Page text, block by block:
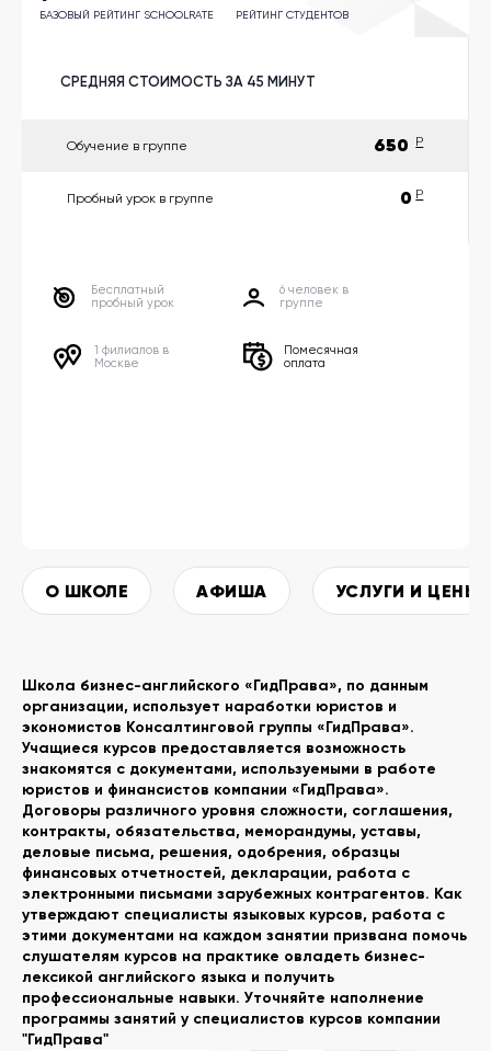
язык
Москва
кабинет
Помочь
БАЗОВЫЙ РЕЙТИНГ SCHOOLRATE РЕЙТИНГ СТУДЕНТОВ
СРЕДНЯЯ СТОИМОСТЬ ЗА 45 МИНУТ
Обучение в группе 650 P
Пробный урок в группе 0 P
Бесплатный
пробный урок
6 человек в
группе
1 филиалов в
Москве
Помесячная
оплата
О ШКОЛЕ АФИША УСЛУГИ И ЦЕНЫ
Школа бизнес-английского «ГидПрава», по данным
организации, использует наработки юристов и
экономистов Консалтинговой группы «ГидПрава».
Учащиеся курсов предоставляется возможность
знакомятся с документами, используемыми в работе
юристов и финансистов компании «ГидПрава».
Договоры различного уровня сложности, соглашения,
контракты, обязательства, меморандумы, уставы,
деловые письма, решения, одобрения, образцы
финансовых отчетностей, декларации, работа с
электронными письмами зарубежных контрагентов. Как
утверждают специалисты языковых курсов, работа с
этими документами на каждом занятии призвана помочь
слушателям курсов на практике овладеть бизнес-
лексикой английского языка и получить
профессиональные навыки. Уточняйте наполнение
программы занятий у специалистов курсов компании
"ГидПрава"